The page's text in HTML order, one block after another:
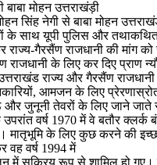
मोहन उत्तराखंड़ी
सिंह नेगी से बाबा मोहन
के साथ यूपी पुलिस और तथाकथित
राज्य-गैरसैंण राजधानी की मांग
राजधानी के लिए कर दिए प्राण
राज्य और गैरसैंण
आमजन के लिए
और जुनूनी तेवरों के लिए जाने जाते
वर्ष 1970 में वे बतौर क्लर्क
मातृभूमि के लिए कुछ करने की
वह वर्ष 1994 में